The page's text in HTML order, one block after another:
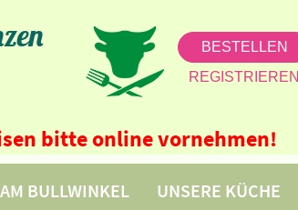
BESTELLEN
REGISTRIEREN
bitte online vornehmen!
BULLWINKEL UNSERE KÜCHE